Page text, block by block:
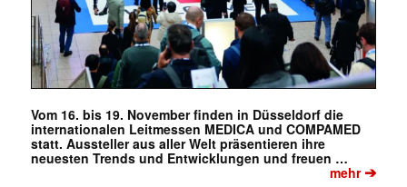
Vom 16. bis 19. November finden in Düsseldorf die
internationalen Leitmessen MEDICA und COMPAMED
statt. Aussteller aus aller Welt präsentieren ihre
neuesten Trends und Entwicklungen und freuen …
mehr➔